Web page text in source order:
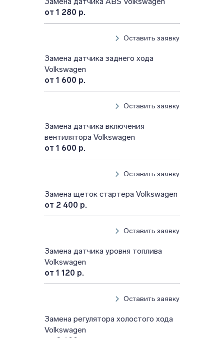
от 1 280 р.
Оставить заявку
Замена датчика заднего хода
Volkswagen
от 1 600 р.
Оставить заявку
Замена датчика включения
вентилятора Volkswagen
от 1 600 р.
Оставить заявку
Замена щеток стартера Volkswagen
от 2 400 р.
Оставить заявку
Замена датчика уровня топлива
Volkswagen
от 1 120 р.
Оставить заявку
Замена регулятора холостого хода
Volkswagen